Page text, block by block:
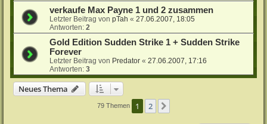
verkaufe Max Payne 1 und 2 zusammen
Letzter Beitrag vonpTah «27.06.2007, 18:05
Antworten:2
Gold Edition Sudden Strike 1 + Sudden Strike
Forever
Letzter Beitrag von Predator «27.06.2007, 17:16
Antworten:3
Neues Thema
79 Themen 1 2